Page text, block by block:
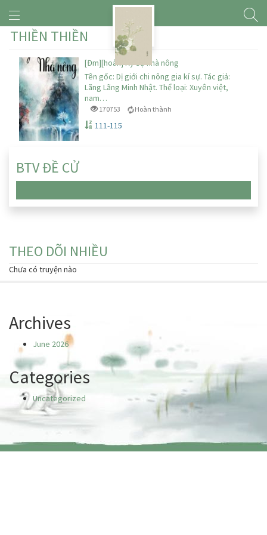
THIỀN THIỀN
[Đm][hoàn] Ký sự nhà nông
Tên gốc: Dị giới chi nông gia kí sự. Tác giả:
Lãng Lãng Minh Nhật. Thể loại: Xuyên việt,
nam…
170753 Hoàn thành
111-115
BTV ĐỀ CỬ
THEO DÕI NHIỀU
Chưa có truyện nào
Archives
June 2026
Categories
Uncategorized